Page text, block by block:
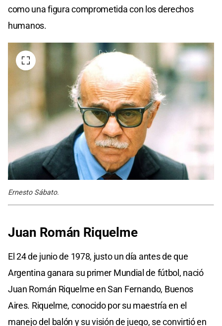
como una figura comprometida con los derechos
humanos.
Ernesto Sábato.
Juan Román Riquelme
El 24 de junio de 1978, justo un día antes de que
Argentina ganara su primer Mundial de fútbol, nació
Juan Román Riquelme en San Fernando, Buenos
Aires. Riquelme, conocido por su maestría en el
manejo del balón y su visión de juego, se convirtió en